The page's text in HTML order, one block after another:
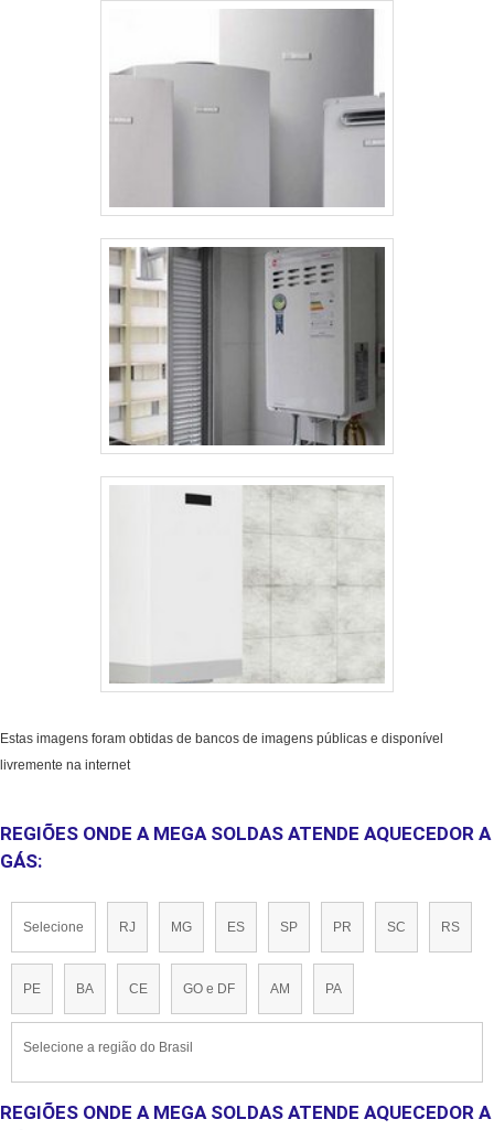
Estas imagens foram obtidas de bancos de imagens públicas e disponível
livremente na internet
REGIÕES ONDE A MEGA SOLDAS ATENDE AQUECEDOR A
GÁS:
Selecione RJ MG ES SP PR SC RS
PE BA CE GO e DF AM PA
Selecione a região do Brasil
REGIÕES ONDE A MEGA SOLDAS ATENDE AQUECEDOR A